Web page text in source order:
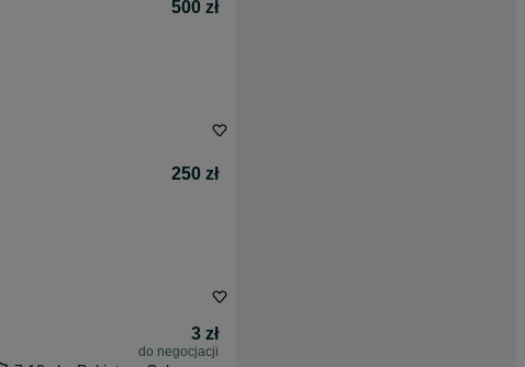
500 zł
250 zł
3 zł
do negocjacji